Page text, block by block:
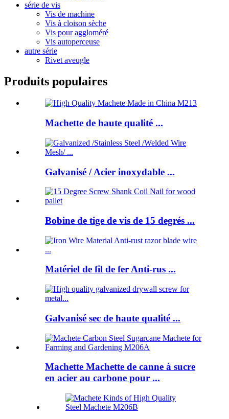
série de vis
Vis de machine
Vis à cloison sèche
Vis pour aggloméré
Vis autoperceuse
autre série
Rivet aveugle
Produits populaires
Machette de haute qualité ...
Galvanisé / Acier inoxydable ...
Bobine de tige de vis de 15 degrés ...
Matériel de fil de fer Anti-rus ...
Galvanisé sec de haute qualité ...
Machette Machette de canne à sucre
en acier au carbone pour ...